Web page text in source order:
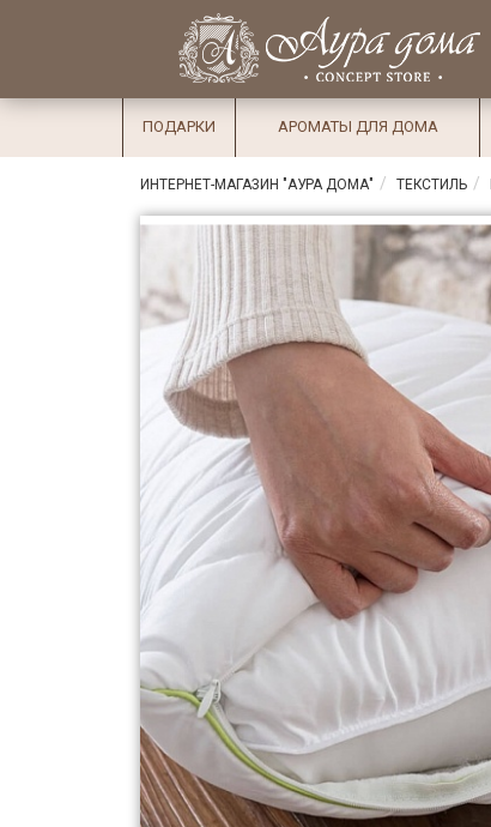
Избранное
×
СалоныДоставка
Оплата
Подарки
Ароматы
для дома
хрусталь
Сервировка
Текстиль
ПОДАРКИ АРОМАТЫ ДЛЯ ДОМА
ИНТЕРНЕТ-МАГАЗИН "АУРА ДОМА" ТЕКСТИЛЬ